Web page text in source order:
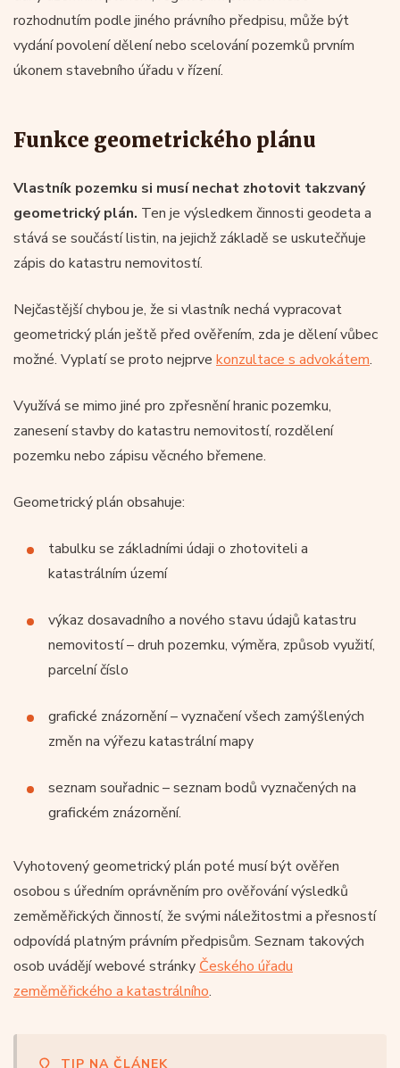
rozhodnutím podle jiného právního předpisu, může být
vydání povolení dělení nebo scelování pozemků prvním
úkonem stavebního úřadu v řízení.
Funkce geometrického plánu
Vlastník pozemku si musí nechat zhotovit takzvaný
geometrický plán. Ten je výsledkem činnosti geodeta a
stává se součástí listin, na jejichž základě se uskutečňuje
zápis do katastru nemovitostí.
Nejčastější chybou je, že si vlastník nechá vypracovat
geometrický plán ještě před ověřením, zda je dělení vůbec
možné. Vyplatí se proto nejprve konzultace s advokátem.
Využívá se mimo jiné pro zpřesnění hranic pozemku,
zanesení stavby do katastru nemovitostí, rozdělení
pozemku nebo zápisu věcného břemene.
Geometrický plán obsahuje:
tabulku se základními údaji o zhotoviteli a
katastrálním území
výkaz dosavadního a nového stavu údajů katastru
nemovitostí – druh pozemku, výměra, způsob využití,
parcelní číslo
grafické znázornění – vyznačení všech zamýšlených
změn na výřezu katastrální mapy
seznam souřadnic – seznam bodů vyznačených na
grafickém znázornění.
Vyhotovený geometrický plán poté musí být ověřen
osobou s úředním oprávněním pro ověřování výsledků
zeměměřických činností, že svými náležitostmi a přesností
odpovídá platným právním předpisům. Seznam takových
osob uvádějí webové stránky Českého úřadu
zeměměřického a katastrálního.
TIP NA ČLÁNEK